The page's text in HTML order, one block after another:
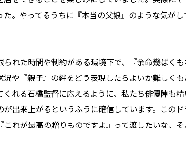
。やってるうちに『本当の父娘』のような気が
れた時間や制約がある環境下で、『余命幾ばく
や『親子』の絆をどう表現したらよいか難しく
れる石橋監督に応えるように、私たち俳優陣も
出来上がるというふうに確信しています。この
れが最高の贈りものですよ』って渡したいな、そ